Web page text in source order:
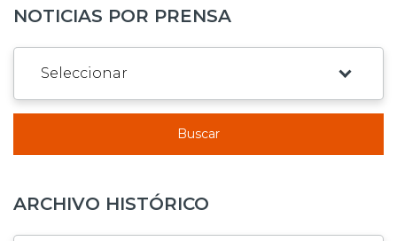
NOTICIAS POR PRENSA
Buscar
ARCHIVO HISTÓRICO